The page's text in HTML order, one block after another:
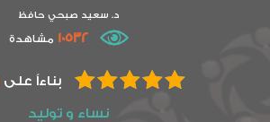
د. سعيد صبحي حافظ
10532 مشاهدة
بناءاً على
نساء و توليد